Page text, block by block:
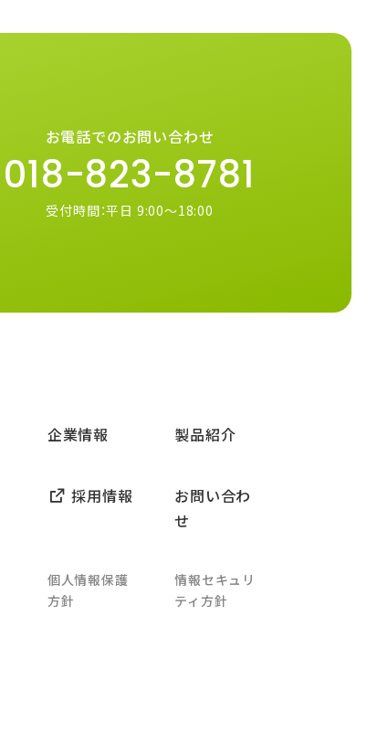
お電話でのお問い合わせ
018-823-8781
受付時間：平日 9:00～18:00
企業情報 製品紹介
採用情報
お問い合わ
せ
個人情報保護
方針
情報セキュリ
ティ方針